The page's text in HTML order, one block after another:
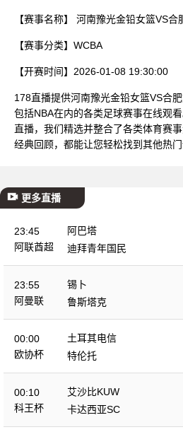
【赛事名称】 河南豫光金铅女篮VS合
【赛事分类】 WCBA
【开赛时间】 2026-01-08 19:30:00
178直播提供河南豫光金铅女篮VS合
包括NBA在内的各类足球赛事在线观
直播，我们精选并整合了各类体育赛
经典回顾，都能让您轻松找到其他热门
更多直播
23:45
阿联酋超
阿巴塔
迪拜青年国民
23:55
阿曼联
锡卜
鲁斯塔克
00:00
欧协杯
土耳其电信
特伦托
00:10
科王杯
艾沙比KUW
卡达西亚SC